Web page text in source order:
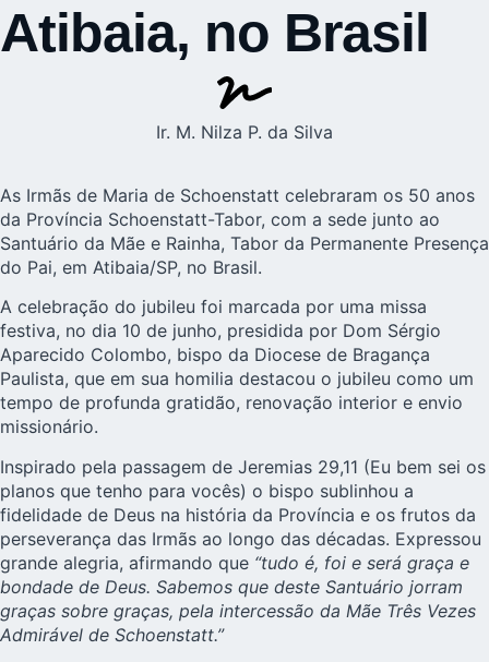
Atibaia, no Brasil
Ir. M. Nilza P. da Silva
As Irmãs de Maria de Schoenstatt celebraram os 50 anos
da Província Schoenstatt-Tabor, com a sede junto ao
Santuário da Mãe e Rainha, Tabor da Permanente Presença
do Pai, em Atibaia/SP, no Brasil.
A celebração do jubileu foi marcada por uma missa
festiva, no dia 10 de junho, presidida por Dom Sérgio
Aparecido Colombo, bispo da Diocese de Bragança
Paulista, que em sua homilia destacou o jubileu como um
tempo de profunda gratidão, renovação interior e envio
missionário.
Inspirado pela passagem de Jeremias 29,11 (Eu bem sei os
planos que tenho para vocês) o bispo sublinhou a
fidelidade de Deus na história da Província e os frutos da
perseverança das Irmãs ao longo das décadas. Expressou
grande alegria, afirmando que “tudo é, foi e será graça e
bondade de Deus. Sabemos que deste Santuário jorram
graças sobre graças, pela intercessão da Mãe Três Vezes
Admirável de Schoenstatt.”